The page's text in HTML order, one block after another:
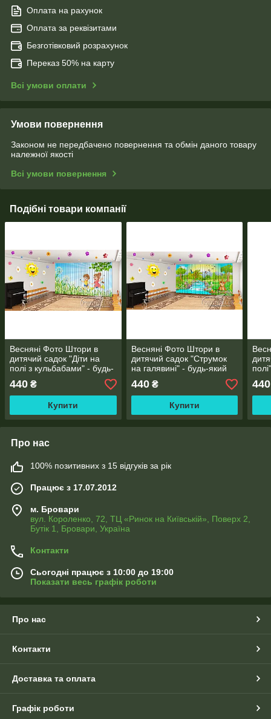
Оплата на рахунок
Оплата за реквізитами
Безготівковий розрахунок
Переказ 50% на карту
Всі умови оплати
Умови повернення
Законом не передбачено повернення та обмін даного товару
належної якості
Всі умови повернення
Подібні товари компанії
Весняні Фото Штори в
дитячий садок "Діти на
полі з кульбабами" - будь-
440 ₴
Купити
Весняні Фото Штори в
дитячий садок "Струмок
на галявині" - будь-який
440₴
Купити
440
Про нас
100% позитивних з 15 відгуків за рік
Працює з 17.07.2012
м. Бровари
вул. Короленко, 72, ТЦ «Ринок на Київській», Поверх 2,
Бутік 1, Бровари, Україна
Контакти
Сьогодні працює з 10:00 до 19:00
Показати весь графік роботи
Про нас
Контакти
Доставка та оплата
Графік роботи